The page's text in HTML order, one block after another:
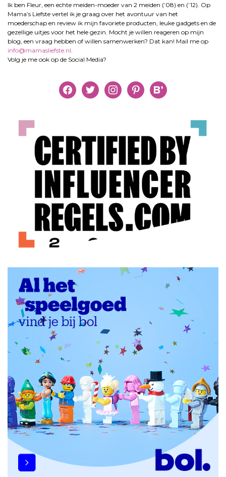
Ik ben Fleur, een echte meiden-moeder van 2 meiden (’08) en (’12). Op
Mama’s Liefste vertel ik je graag over het avontuur van het
moederschap en review ik mijn favoriete producten, leuke gadgets en de
gezellige uitjes voor het hele gezin. Mocht je willen reageren op mijn
blog, een vraag hebben of willen samenwerken? Dat kan! Mail me op
info@mamasliefste.nl
Volg je me ook op de Social Media?
facebooktwitter instagrampinterestbloglovin